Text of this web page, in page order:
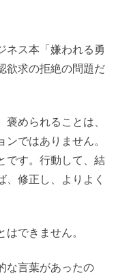
ス本「嫌われる勇
欲求の拒絶の問題だ
められることは、
ではありません。
です。行動して、結
修正し、よりよく
できません。
な言葉があったの